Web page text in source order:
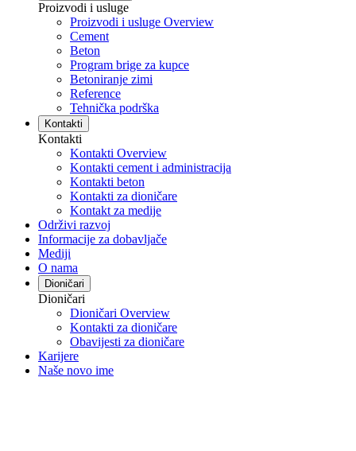
Proizvodi i usluge
Proizvodi i usluge Overview
Cement
Beton
Program brige za kupce
Betoniranje zimi
Reference
Tehnička podrška
Kontakti
Kontakti
Kontakti Overview
Kontakti cement i administracija
Kontakti beton
Kontakti za dioničare
Kontakt za medije
Održivi razvoj
Informacije za dobavljače
Mediji
O nama
Dioničari
Dioničari
Dioničari Overview
Kontakti za dioničare
Obavijesti za dioničare
Karijere
Naše novo ime